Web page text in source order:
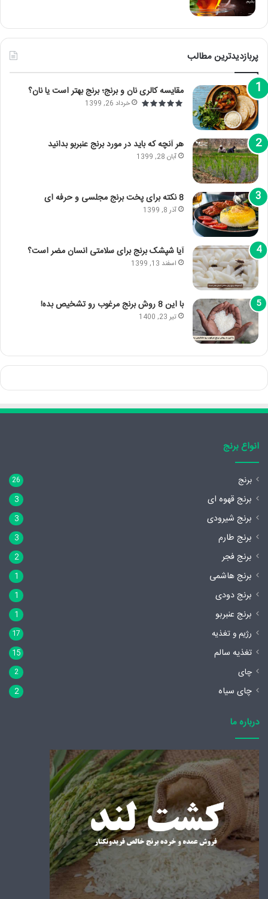
پربازدیدترین مطالب
مقایسه کالری نان و برنج؛ برنج بهتر است یا نان؟
خرداد 26, 1399
هر آنچه که باید در مورد برنج عنبربو بدانید
آبان 28, 1399
8 نکته برای پخت برنج مجلسی و حرفه ای
آذر 8, 1399
آیا شپشک برنج برای سلامتی انسان مضر است؟
اسفند 13, 1399
با این 8 روش برنج مرغوب رو تشخیص بده!
تیر 23, 1400
انواع برنج
برنج 26
برنج قهوه ای 3
برنج شیرودی 3
برنج طارم 3
برنج فجر 2
برنج هاشمی 1
برنج دودی 1
برنج عنبربو 1
رژیم و تغذیه 17
تغذیه سالم 15
چای 2
چای سیاه 2
درباره ما